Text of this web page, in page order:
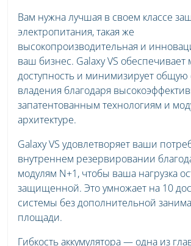
Вам нужна лучшая в своем классе
электропитания, такая же
высокопроизводительная и
ваш бизнес. Galaxy VS
доступность и минимизирует общую
владения благодаря
запатентованным технологиям и
архитектуре.
Galaxy VS удовлетворяет ваши
внутреннем резервировании
модулям N+1, чтобы ваша нагрузка
защищенной. Это умножает на 10
системы без дополнительной
площади.
Гибкость аккумулятора — одна из